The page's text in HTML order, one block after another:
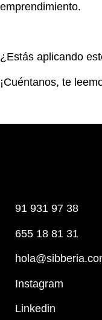
emprendimiento.
¿Estás aplicando
¡Cuéntanos, te
91 931 97 38
655 18 81 31
Instagram
Linkedin